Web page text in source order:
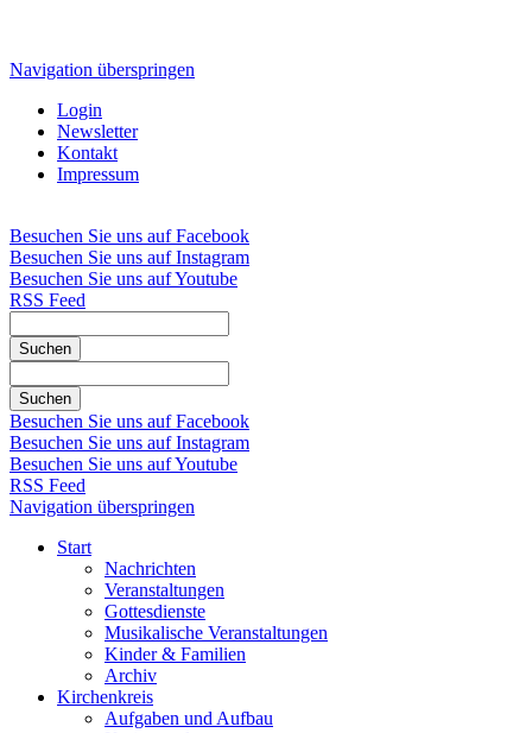
Navigation überspringen
Login
Newsletter
Kontakt
Impressum
Besuchen Sie uns auf Facebook
Besuchen Sie uns auf Instagram
Besuchen Sie uns auf Youtube
RSS Feed
Suchen
Suchen
Besuchen Sie uns auf Facebook
Besuchen Sie uns auf Instagram
Besuchen Sie uns auf Youtube
RSS Feed
Navigation überspringen
Start
Nachrichten
Veranstaltungen
Gottesdienste
Musikalische Veranstaltungen
Kinder & Familien
Archiv
Kirchenkreis
Aufgaben und Aufbau